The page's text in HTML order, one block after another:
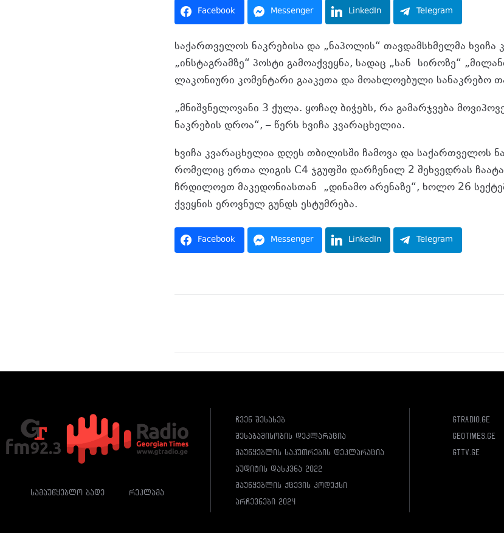
Facebook Messenger LinkedIn Telegram
საქართველოს ნაკრებისა და „ნაპოლის“ თავდამსხმელმა ხვიჩა
„ინსტაგრამზე“ პოსტი გამოაქვეყნა, სადაც „სან სიროზე“
ლაკონიური კომენტარი გააკეთა და მოახლოებული სანაკრებო
„მნიშვნელოვანი 3 ქულა. ყოჩაღ ბიჭებს, რა გამარჯვება
ნაკრების დროა“, – წერს ხვიჩა კვარაცხელია.
ხვიჩა კვარაცხელია დღეს თბილისში ჩამოვა და საქართველოს
რომელიც ერთა ლიგის C4 ჯგუფში დარჩენილ 2 შეხვედრას
ჩრდილოეთ მაკედონიასთან „დინამო არენაზე“, ხოლო 26
ქვეყნის ეროვნულ გუნდს ესტუმრება.
Facebook Messenger LinkedIn Telegram
სამაუწყებლო ბადე რეკლამა
ჩვენ შესახებ
შესაბამისობის დეკლარაცია
მაუწყებლის საკუთრების დეკლარაცია
აუდიტის დასკვნა 2022
მაუწყებლის ქცევის კოდექსი
არჩევნები 2024
gtradio.ge
geotimes.ge
gttv.ge